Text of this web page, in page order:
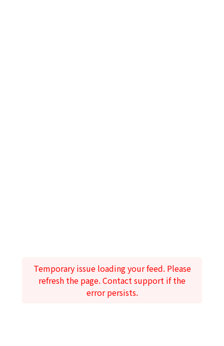
Temporary issue loading your feed. Please
refresh the page. Contact support if the
error persists.